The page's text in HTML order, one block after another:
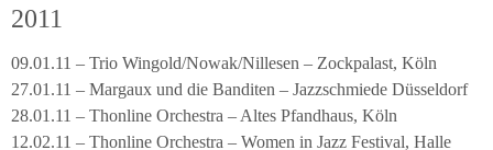
2011
09.01.11 – Trio Wingold/Nowak/Nillesen – Zockpalast, Köln
27.01.11 – Margaux und die Banditen – Jazzschmiede Düsseldorf
28.01.11 – Thonline Orchestra – Altes Pfandhaus, Köln
12.02.11 – Thonline Orchestra – Women in Jazz Festival, Halle